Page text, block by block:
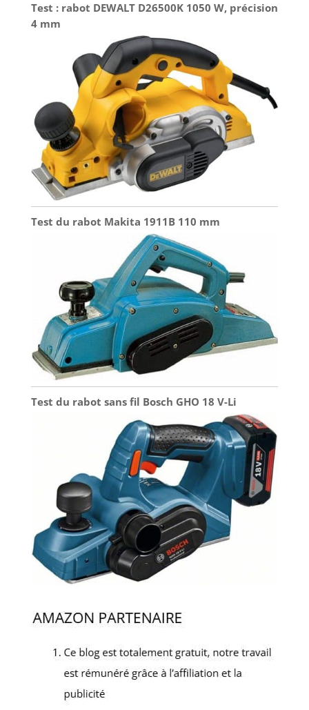
Test : rabot DEWALT D26500K 1050 W, précision
4 mm
Test du rabot Makita 1911B 110 mm
Test du rabot sans fil Bosch GHO 18 V-Li